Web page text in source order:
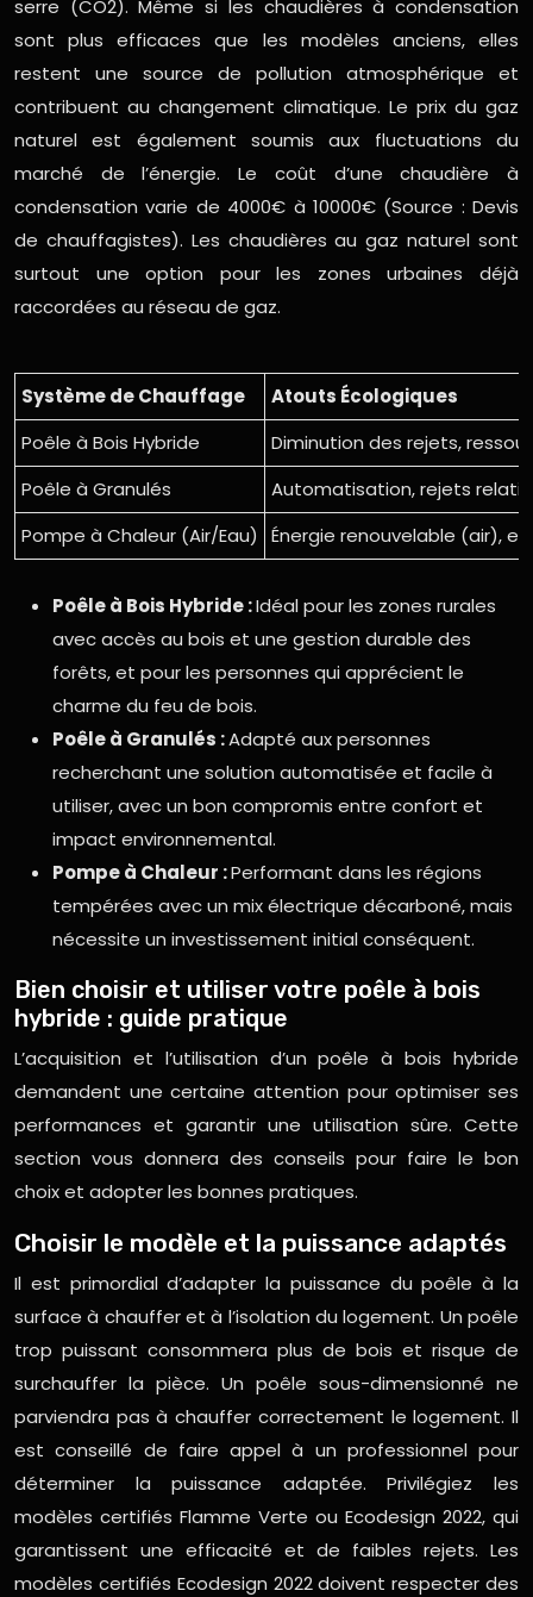
serre (CO2). Même si les chaudières à condensation
sont plus efficaces que les modèles anciens, elles
restent une source de pollution atmosphérique et
contribuent au changement climatique. Le prix du gaz
naturel est également soumis aux fluctuations du
marché de l’énergie. Le coût d’une chaudière à
condensation varie de 4000€ à 10000€ (Source : Devis
de chauffagistes). Les chaudières au gaz naturel sont
surtout une option pour les zones urbaines déjà
raccordées au réseau de gaz.
Système de Chauffage
Atouts Écologiques
Poêle à Bois Hybride
Diminution des rejets,
Poêle à Granulés
Automatisation, rejets
Pompe à Chaleur (Air/Eau)
Énergie renouvelable (air),
Poêle à Bois Hybride :Idéal pour les zones rurales
avec accès au bois et une gestion durable des
forêts, et pour les personnes qui apprécient le
charme du feu de bois.
Poêle à Granulés :Adapté aux personnes
recherchant une solution automatisée et facile à
utiliser, avec un bon compromis entre confort et
impact environnemental.
Pompe à Chaleur :Performant dans les régions
tempérées avec un mix électrique décarboné, mais
nécessite un investissement initial conséquent.
Bien choisir et utiliser votre poêle à bois
hybride : guide pratique
L’acquisition et l’utilisation d’un poêle à bois hybride
demandent une certaine attention pour optimiser ses
performances et garantir une utilisation sûre. Cette
section vous donnera des conseils pour faire le bon
choix et adopter les bonnes pratiques.
Choisir le modèle et la puissance adaptés
Il est primordial d’adapter la puissance du poêle à la
surface à chauffer et à l’isolation du logement. Un poêle
trop puissant consommera plus de bois et risque de
surchauffer la pièce. Un poêle sous-dimensionné ne
parviendra pas à chauffer correctement le logement. Il
est conseillé de faire appel à un professionnel pour
déterminer la puissance adaptée. Privilégiez les
modèles certifiés Flamme Verte ou Ecodesign 2022, qui
garantissent une efficacité et de faibles rejets. Les
modèles certifiés Ecodesign 2022 doivent respecter des